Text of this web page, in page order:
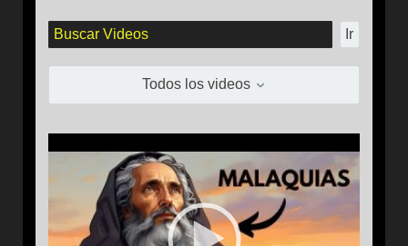
Ir
Todos los videos